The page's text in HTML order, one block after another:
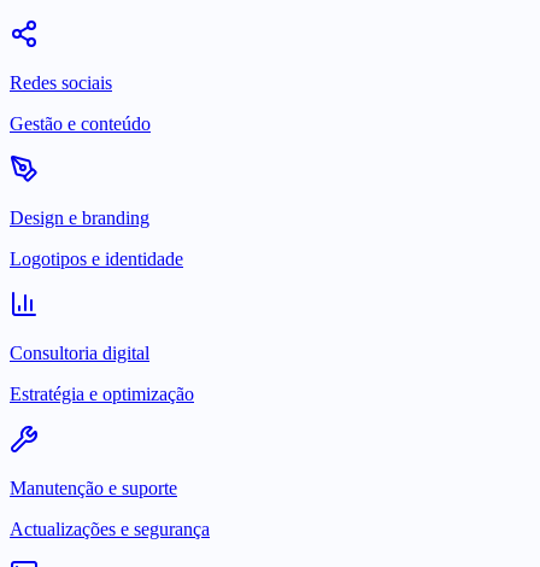
Redes sociais
Gestão e conteúdo
Design e branding
Logotipos e identidade
Consultoria digital
Estratégia e optimização
Manutenção e suporte
Actualizações e segurança